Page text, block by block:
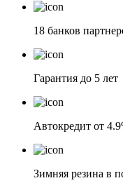
18 банков
Гарантия до 5 лет
Автокредит от
Зимняя резина в